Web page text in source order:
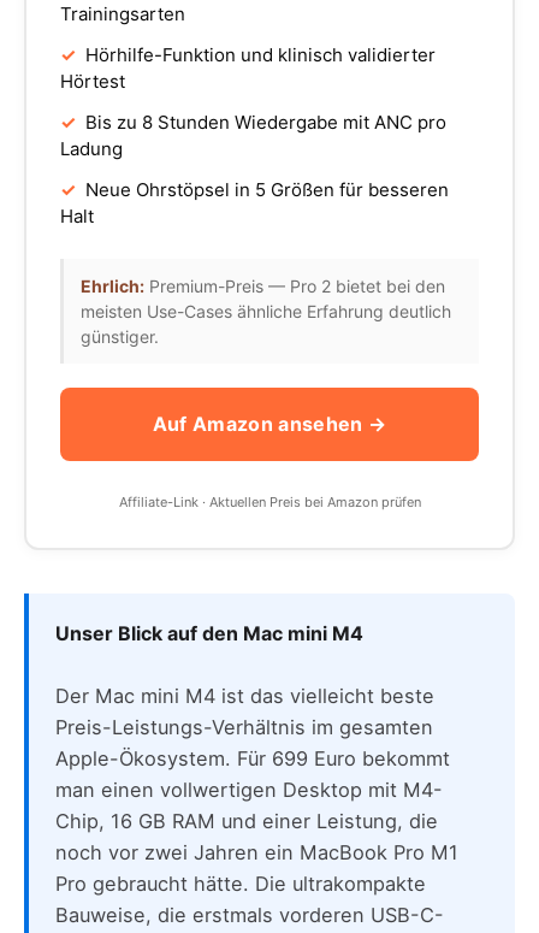
Trainingsarten
✓ Hörhilfe-Funktion und klinisch validierter
Hörtest
✓ Bis zu 8 Stunden Wiedergabe mit ANC pro
Ladung
✓ Neue Ohrstöpsel in 5 Größen für besseren
Halt
Ehrlich: Premium-Preis — Pro 2 bietet bei den
meisten Use-Cases ähnliche Erfahrung deutlich
günstiger.
Auf Amazon ansehen →
Affiliate-Link · Aktuellen Preis bei Amazon prüfen
Unser Blick auf den Mac mini M4
Der Mac mini M4 ist das vielleicht beste
Preis-Leistungs-Verhältnis im gesamten
Apple-Ökosystem. Für 699 Euro bekommt
man einen vollwertigen Desktop mit M4-
Chip, 16 GB RAM und einer Leistung, die
noch vor zwei Jahren ein MacBook Pro M1
Pro gebraucht hätte. Die ultrakompakte
Bauweise, die erstmals vorderen USB-C-